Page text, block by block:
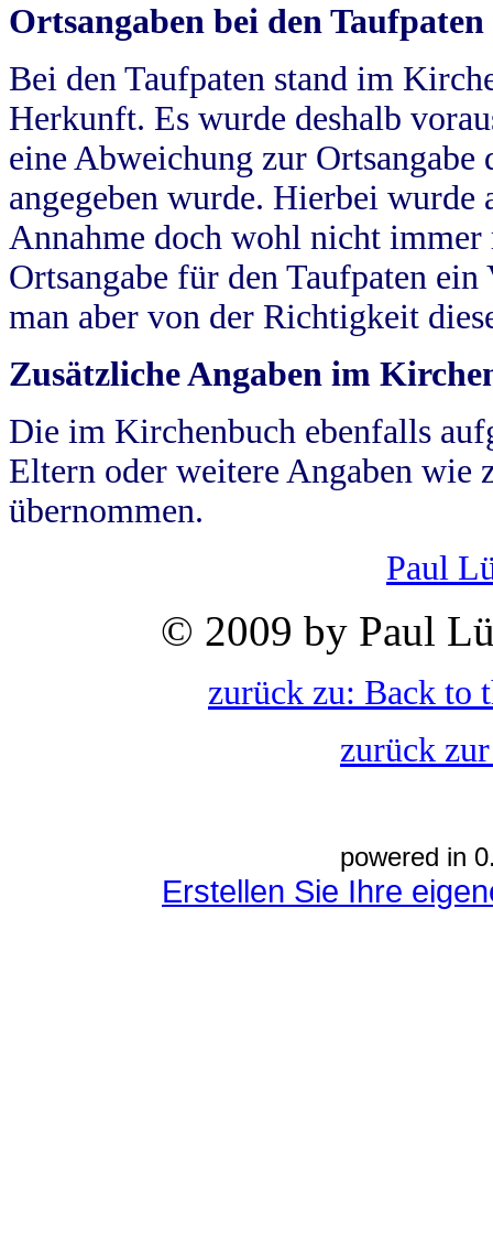
Ortsangaben bei den Taufpaten
Bei den Taufpaten stand im
Herkunft. Es wurde deshalb
eine Abweichung zur
angegeben wurde. Hierbei wurde
Annahme doch wohl nicht
Ortsangabe für den Taufpaten
man aber von der Richtigkeit
Zusätzliche Angaben im
Die im Kirchenbuch ebenfalls
Eltern oder weitere Angaben wie
übernommen.
Paul
© 2009 by Paul
zurück zu: Back to
zurück
powered in
Erstellen Sie Ihre